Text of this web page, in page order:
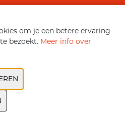
hoe wij met deze merken
om je een betere ervaring
bezoekt. Meer info over